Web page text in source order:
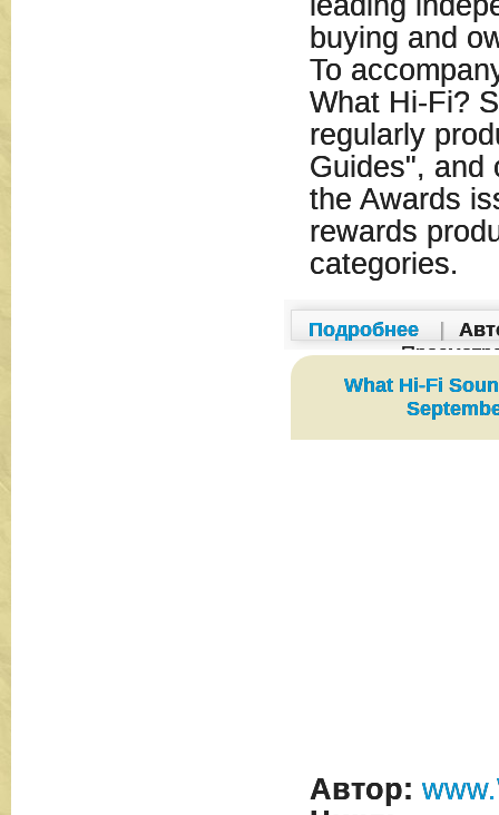
buying and
To
What Hi-Fi?
regularly
Guides", and
the Awards
rewards
categories.
Подробнее
What Hi-Fi
Автор: